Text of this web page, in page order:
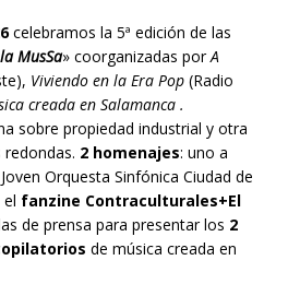
celebramos la 5ª edición de las
MusSa» coorganizadas porA
Viviendo en la Era Pop (Radio
creada en Salamanca .
sobre propiedad industrial y otra
redondas. 2 homenajes: uno a
Orquesta Sinfónica Ciudad de
fanzine Contraculturales+El
de prensa para presentar los 2
de música creada en